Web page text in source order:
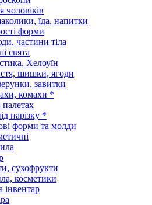
чоловіків
їда, напитки
форми
частини тіла
свята
Хелоуїн
шишки, ягоди
завитки
комахи *
нарізку *
форми та молди
сухофрукти
косметики
інвентар